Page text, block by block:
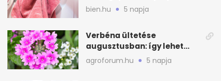
lesz a törölköző
bien.hu 5 napja
Verbéna ültetése
augusztusban: így lehet
még idén virágos a kert
agroforum.hu 5 napja